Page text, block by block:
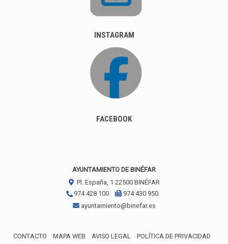
INSTAGRAM
FACEBOOK
AYUNTAMIENTO DE BINÉFAR
Pl. España, 1 22500 BINÉFAR
974 428 100
974 430 950
ayuntamiento@binefar.es
CONTACTO MAPA WEB AVISO LEGAL
POLÍTICA DE PRIVACIDAD